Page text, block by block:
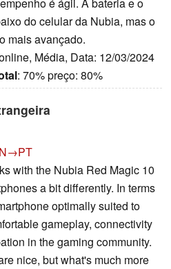
é ágil. A bateria e o
do celular da Nubia, mas o
mais avançado.
Média, Data: 12/03/2024
: 70% preço: 80%
with the Nubia Red Magic 10
a bit differently. In terms
optimally suited to
gameplay, connectivity
in the gaming community.
nice, but what's much more